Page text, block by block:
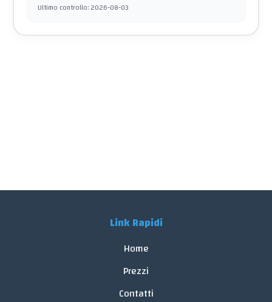
Ultimo controllo:2026-08-03
Link Rapidi
Home
Prezzi
Contatti